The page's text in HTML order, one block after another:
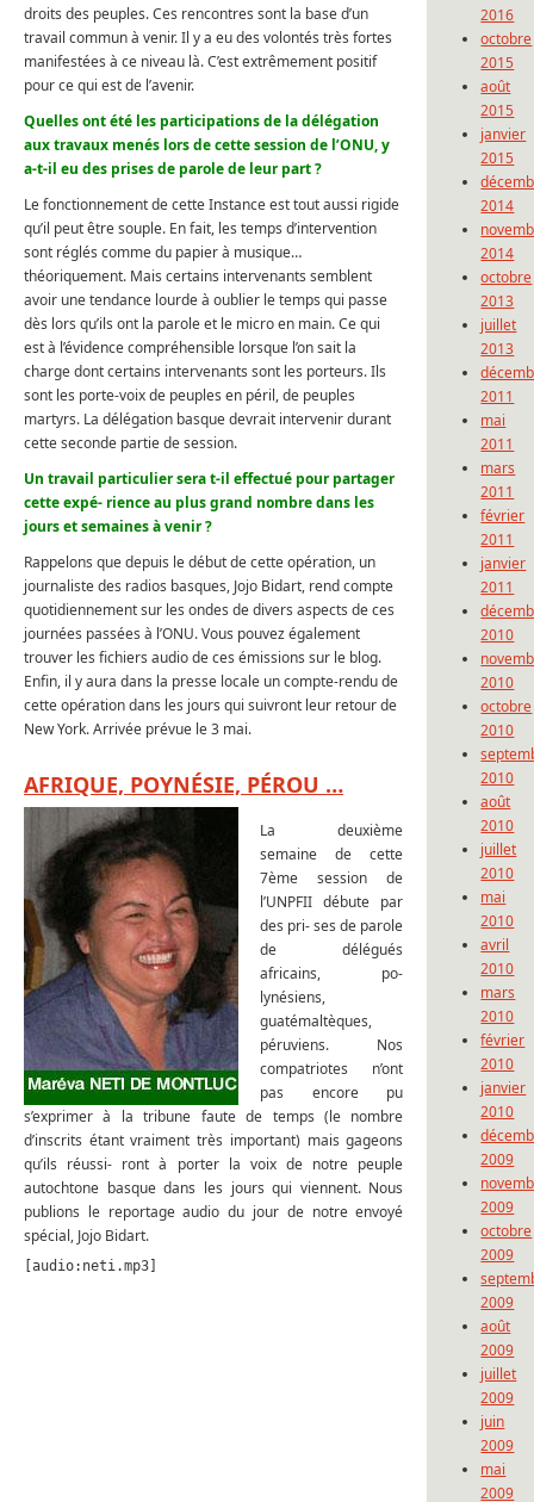
droits des peuples. Ces rencontres sont la base d’un
travail commun à venir. Il y a eu des volontés très fortes
manifestées à ce niveau là. C’est extrêmement positif
pour ce qui est de l’avenir.
Quelles ont été les participations de la délégation
aux travaux menés lors de cette session de l’ONU, y
a-t-il eu des prises de parole de leur part ?
Le fonctionnement de cette Instance est tout aussi rigide
qu’il peut être souple. En fait, les temps d’intervention
sont réglés comme du papier à musique…
théoriquement. Mais certains intervenants semblent
avoir une tendance lourde à oublier le temps qui passe
dès lors qu’ils ont la parole et le micro en main. Ce qui
est à l’évidence compréhensible lorsque l’on sait la
charge dont certains intervenants sont les porteurs. Ils
sont les porte-voix de peuples en péril, de peuples
martyrs. La délégation basque devrait intervenir durant
cette seconde partie de session.
Un travail particulier sera t-il effectué pour partager
cette expé- rience au plus grand nombre dans les
jours et semaines à venir ?
Rappelons que depuis le début de cette opération, un
journaliste des radios basques, Jojo Bidart, rend compte
quotidiennement sur les ondes de divers aspects de ces
journées passées à l’ONU. Vous pouvez également
trouver les fichiers audio de ces émissions sur le blog.
Enfin, il y aura dans la presse locale un compte-rendu de
cette opération dans les jours qui suivront leur retour de
New York. Arrivée prévue le 3 mai.
AFRIQUE, POYNÉSIE, PÉROU …
La deuxième
semaine de cette
7ème session de
l’UNPFII débute par
des pri- ses de parole
de délégués
africains, po-
lynésiens,
guatémaltèques,
péruviens. Nos
compatriotes n’ont
pas encore pu
s’exprimer à la tribune faute de temps (le nombre
d’inscrits étant vraiment très important) mais gageons
qu’ils réussi- ront à porter la voix de notre peuple
autochtone basque dans les jours qui viennent. Nous
publions le reportage audio du jour de notre envoyé
spécial, Jojo Bidart.
[audio:neti.mp3]
2016
octobre
2015
août
2015
janvier
2015
2014
2014
octobre
2013
juillet
2013
2011
mai
2011
mars
2011
février
2011
janvier
2011
2010
2010
octobre
2010
2010
août
2010
juillet
2010
mai
2010
avril
2010
mars
2010
février
2010
janvier
2010
2009
2009
octobre
2009
2009
août
2009
juillet
2009
juin
2009
mai
2009